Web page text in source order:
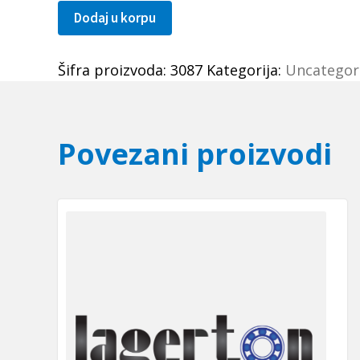
Lezaj
količina
Dodaj u korpu
Šifra proizvoda: 3087 Kategorija:
Povezani proizvodi